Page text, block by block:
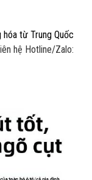
từ Trung Quốc
hệ Hotline/Zalo: